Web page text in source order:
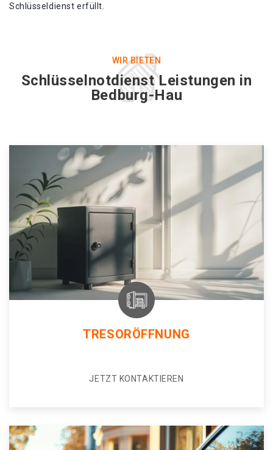
Schlüsseldienst erfüllt.
WIR BIETEN
Schlüsselnotdienst Leistungen in
Bedburg-Hau
TRESORÖFFNUNG
JETZT KONTAKTIEREN